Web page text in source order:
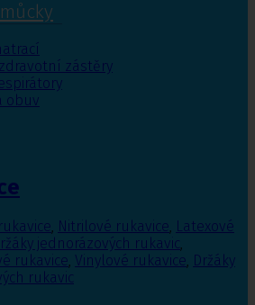
zástěry
obuv
, Nitrilové rukavice, Latexové
jednorázových rukavic,
rukavice, Vinylové rukavice, Držáky
rukavic